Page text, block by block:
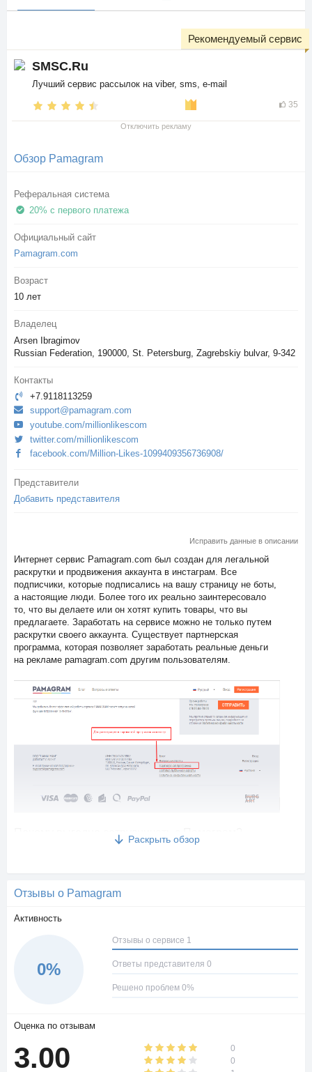
SMSC.Ru
Лучший сервис рассылок на viber, sms, e-mail
35
Рекомендуемый сервис
Отключить рекламу
Обзор Pamagram
Реферальная система
20% с первого платежа
Официальный сайт
Pamagram.com
Возраст
10 лет
Владелец
Arsen Ibragimov
Russian Federation, 190000, St. Petersburg, Zagrebskiy bulvar, 9-342
Контакты
+7.9118113259
support@pamagram.com
youtube.com/millionlikescom
twitter.com/millionlikescom
facebook.com/Million-Likes-1099409356736908/
Представители
Добавить представителя
Исправить данные в описании
Интернет сервис Pamagram.com был создан для легальной
раскрутки и продвижения аккаунта в инстаграм. Все
подписчики, которые подписались на вашу страницу не боты,
а настоящие люди. Более того их реально заинтересовало
то, что вы делаете или он хотят купить товары, что вы
предлагаете. Заработать на сервисе можно не только путем
раскрутки своего аккаунта. Существует партнерская
программа, которая позволяет заработать реальные деньги
на рекламе pamagram.com другим пользователям.
Почему выгодно сотрудничать с Памаграм?
Главные преимущества сервиса:
1. PAMAGRAM работает абсолютно в любых браузерах, а
значит, им могут воспользоваться все желающие. Для
Раскрыть обзор
Отзывы о Pamagram
Активность
0%
Отзывы о сервисе 1
Ответы представителя 0
Решено проблем 0%
Оценка по отзывам
3.00
0
0